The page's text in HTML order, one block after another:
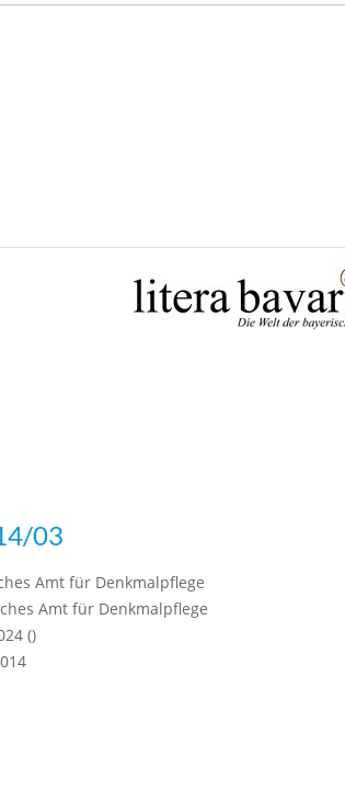
03
Amt für Denkmalpflege
Amt für Denkmalpflege
()